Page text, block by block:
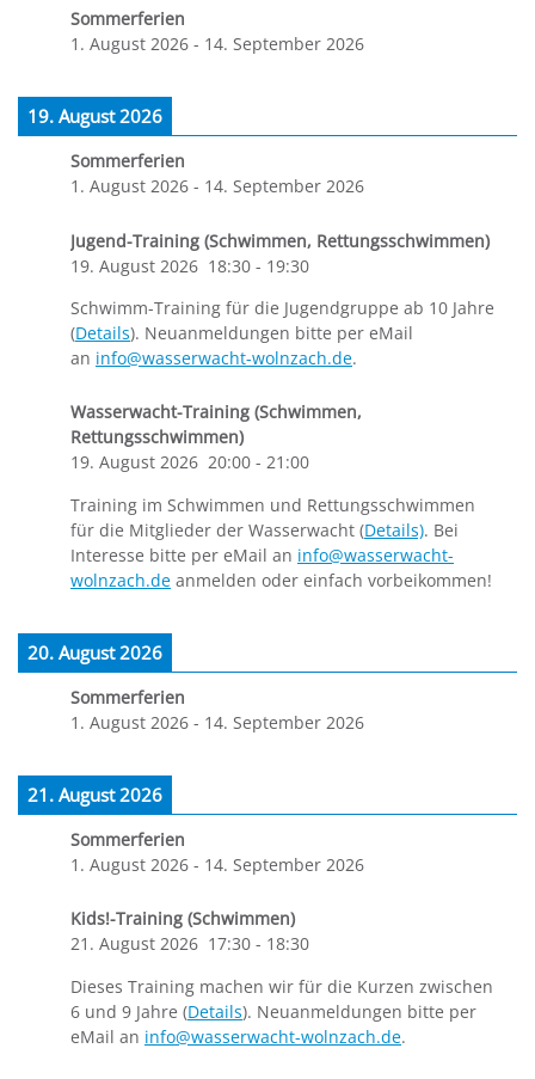
Sommerferien
1. August 2026 - 14. September 2026
19. August 2026
Sommerferien
1. August 2026 - 14. September 2026
Jugend-Training (Schwimmen, Rettungsschwimmen)
19. August 2026 18:30 - 19:30
Schwimm-Training für die Jugendgruppe ab 10 Jahre
(Details). Neuanmeldungen bitte per eMail
an info@wasserwacht-wolnzach.de.
Wasserwacht-Training (Schwimmen,
Rettungsschwimmen)
19. August 2026 20:00 - 21:00
Training im Schwimmen und Rettungsschwimmen
für die Mitglieder der Wasserwacht (Details). Bei
Interesse bitte per eMail an info@wasserwacht-
wolnzach.de anmelden oder einfach vorbeikommen!
20. August 2026
Sommerferien
1. August 2026 - 14. September 2026
21. August 2026
Sommerferien
1. August 2026 - 14. September 2026
Kids!-Training (Schwimmen)
21. August 2026 17:30 - 18:30
Dieses Training machen wir für die Kurzen zwischen
6 und 9 Jahre (Details). Neuanmeldungen bitte per
eMail an info@wasserwacht-wolnzach.de.